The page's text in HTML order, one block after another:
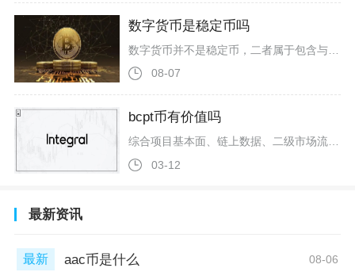
数字货币是稳定币吗
08-07
bcpt币有价值吗
综合项目基本面、链上数据、二级市场流动性以及生态落地进度来看，BCPT币具备微弱底层技术价值，但不具备稳健的投资升值价值，整体价值体量极低，普通投资者不适合布局持有。BCPT全称BlockMasonCreditProtocol，是2017年...
03-12
最新资讯
最新 aac币是什么 08-06